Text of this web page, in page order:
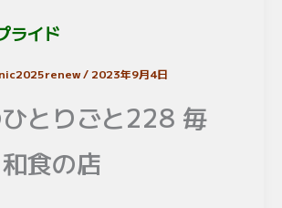
ライド
/ 2023年9月4日
とりごと228 毎
食の店